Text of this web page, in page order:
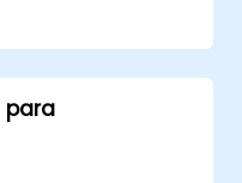
transmisión con
cliente de Kafka
en la nube.
a través de
para